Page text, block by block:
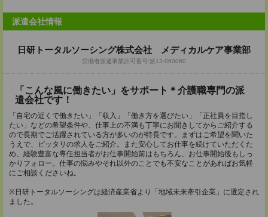
派遣会社情報
日研トータルソーシング株式会社 メディカルケア事業部
労働者派遣事業許可番号:派13-060060
「こんな風に働きたい」をサポート＊介護職専門の派
遣会社です！
「自宅の近くで働きたい」「収入」「働き方を選びたい」「正社員を目指し
たい」などの希望条件や、仕事上の不満も丁寧にお聞きしてからご紹介する
ので長期でご活躍されている方が多いのが特長です。まずはご希望を聞いた
うえで、ピッタリの求人をご紹介。また安心してお仕事を続けていただくた
め、経験豊富な専任担当者がお仕事開始前はもちろん、お仕事開始後もしっ
かりフォロー。仕事の悩みやそれ以外のことでも不安なことがあればお気軽
にご相談くださいね。
※日研トータルソーシングは経済産業省より「地域未来牽引企業」に選定され
ました。